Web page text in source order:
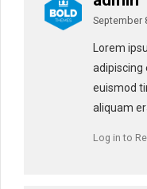
September
Lorem
adipiscing
euismod
aliquam
Log in to